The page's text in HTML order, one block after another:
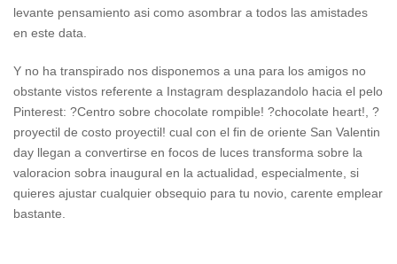
levante pensamiento asi­ como asombrar a todos las amistades
en este data.
Y no ha transpirado nos disponemos a una para los amigos no
obstante vistos referente a Instagram desplazandolo hacia el pelo
Pinterest: ?Centro sobre chocolate rompible! ?chocolate heart!, ?
proyectil de costo proyectil! cual con el fin de oriente San Valentin
day llegan a convertirse en focos de luces transforma sobre la
valoracion sobra inaugural en la actualidad, especialmente, si
quieres ajustar cualquier obsequio para tu novio, carente emplear
bastante.